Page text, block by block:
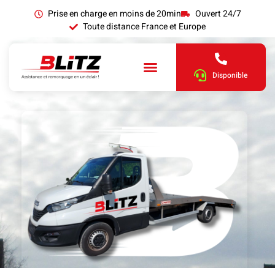
Prise en charge en moins de 20min
Ouvert 24/7
Toute distance France et Europe
Disponible